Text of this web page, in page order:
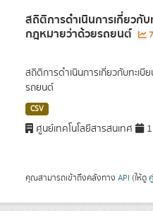
สถิติการดำเนินการเกี่ยวกั
กฎหมายว่าด้วยรถยนต์
สถิติการดำเนินการเกี่ยวกับทะเ
รถยนต์
CSV
ศูนย์เทคโนโลยีสารสนเทศ
คุณสามารถเข้าถึงคลังทาง API (ให้ดู